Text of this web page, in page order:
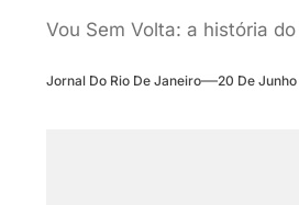
Vou Sem Volta: a história
Jornal Do Rio De Janeiro 20 De